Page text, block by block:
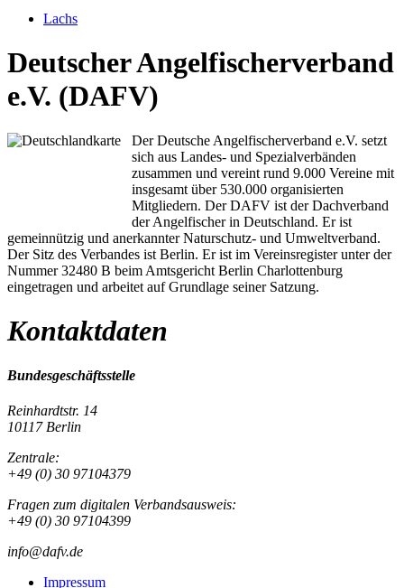
Lachs
Deutscher Angelfischerverband
e.V. (DAFV)
Der Deutsche Angelfischerverband e.V. setzt
sich aus Landes- und Spezialverbänden
zusammen und vereint rund 9.000 Vereine mit
insgesamt über 530.000 organisierten
Mitgliedern. Der DAFV ist der Dachverband
der Angelfischer in Deutschland. Er ist
gemeinnützig und anerkannter Naturschutz- und Umweltverband.
Der Sitz des Verbandes ist Berlin. Er ist im Vereinsregister unter der
Nummer 32480 B beim Amtsgericht Berlin Charlottenburg
eingetragen und arbeitet auf Grundlage seiner Satzung.
Kontaktdaten
Bundesgeschäftsstelle
Reinhardtstr. 14
10117 Berlin
Zentrale:
+49 (0) 30 97104379
Fragen zum digitalen Verbandsausweis:
+49 (0) 30 97104399
info@dafv.de
Impressum